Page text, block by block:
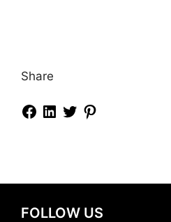
Share
FOLLOW US